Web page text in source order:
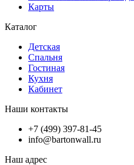
Карты
Каталог
Детская
Спальня
Гостиная
Кухня
Кабинет
Наши контакты
+7 (499) 397-81-45
info@bartonwall.ru
Наш адрес